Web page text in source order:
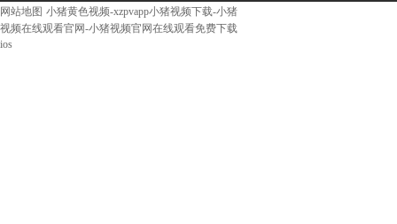
网站地图 小猪黄色视频-xzpvapp小猪视频下载-小猪
视频在线观看官网-小猪视频官网在线观看免费下载
ios